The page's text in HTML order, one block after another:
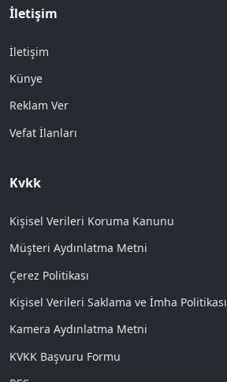
İletişim
İletişim
Künye
Reklam Ver
Vefat İlanları
Kvkk
Kişisel Verileri Koruma Kanunu
Müşteri Aydınlatma Metni
Çerez Politikası
Kişisel Verileri Saklama ve İmha Politikası
Kamera Aydınlatma Metni
KVKK Başvuru Formu